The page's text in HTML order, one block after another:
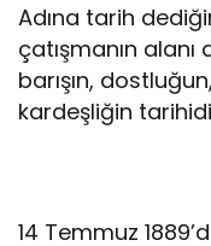
Adına tarih
çatışmanın
barışın,
kardeşliğin
14 Temmuz